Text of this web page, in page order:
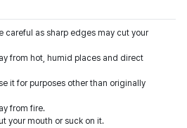
careful as sharp edges may cut your
from hot, humid places and direct
it for purposes other than originally
from fire.
your mouth or suck on it.